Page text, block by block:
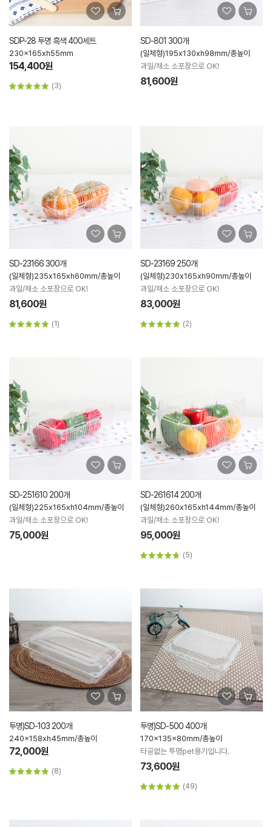
SDP-28 투명 흑색 400세트
230x165xh55mm
154,400원
(3)
SD-801 300개
(일체형)195x130xh98mm/총높이
과일/채소 소포장으로 OK!
81,600원
SD-23166 300개
(일체형)235x165xh60mm/총높이
과일/채소 소포장으로 OK!
81,600원
(1)
SD-23169 250개
(일체형)230x165xh90mm/총높이
과일/채소 소포장으로 OK!
83,000원
(2)
SD-251610 200개
(일체형)225x165xh104mm/총높이
과일/채소 소포장으로 OK!
75,000원
SD-261614 200개
(일체형)260x165xh144mm/총높이
과일/채소 소포장으로 OK!
95,000원
(5)
투명)SD-103 200개
240x158xh45mm/총높이
72,000원
(8)
투명)SD-500 400개
170x135x80mm/총높이
타공없는 투명pet용기입니다.
73,600원
(49)